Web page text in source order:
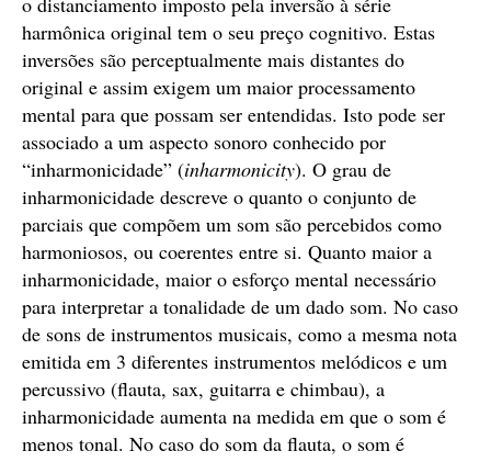
harmônica original tem o seu preço cognitivo. Estas
inversões são perceptualmente mais distantes do
original e assim exigem um maior processamento
mental para que possam ser entendidas. Isto pode ser
associado a um aspecto sonoro conhecido por
“inharmonicidade” (inharmonicity). O grau de
inharmonicidade descreve o quanto o conjunto de
parciais que compõem um som são percebidos como
harmoniosos, ou coerentes entre si. Quanto maior a
inharmonicidade, maior o esforço mental necessário
para interpretar a tonalidade de um dado som. No caso
de sons de instrumentos musicais, como a mesma nota
emitida em 3 diferentes instrumentos melódicos e um
percussivo (flauta, sax, guitarra e chimbau), a
inharmonicidade aumenta na medida em que o som é
menos tonal. No caso do som da flauta, o som é